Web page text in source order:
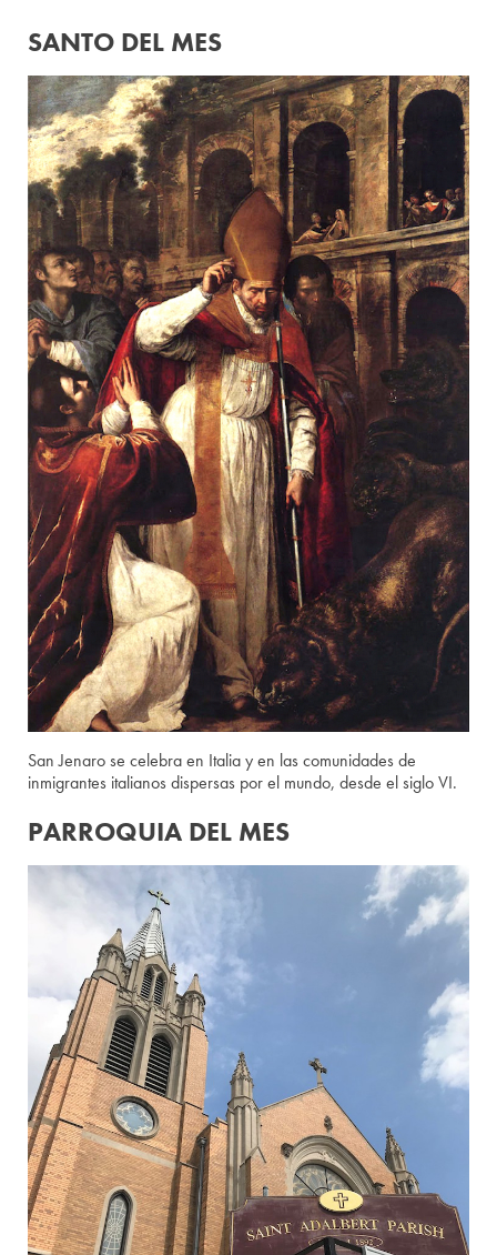
SANTO DEL MES
San Jenaro se celebra en Italia y en las comunidades de
inmigrantes italianos dispersas por el mundo, desde el siglo VI.
PARROQUIA DEL MES